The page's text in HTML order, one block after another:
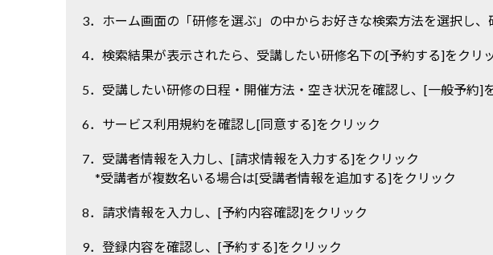
3．ホーム画面の「研修を選ぶ」の中からお好きな検索方法を選択し、
4．検索結果が表示されたら、受講したい研修名下の[予約する]をクリ
5．受講したい研修の日程・開催方法・空き状況を確認し、[一般予約]
6．サービス利用規約を確認し[同意する]をクリック
7．受講者情報を入力し、[請求情報を入力する]をクリック
*受講者が複数名いる場合は[受講者情報を追加する]をクリック
8．請求情報を入力し、[予約内容確認]をクリック
9．登録内容を確認し、[予約する]をクリック